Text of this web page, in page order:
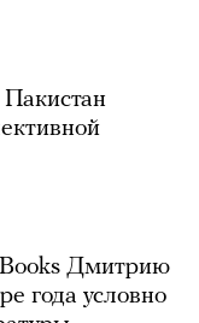
Дмитрию
года условно